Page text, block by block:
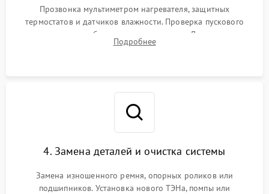
Прозвонка мультиметром нагревателя, защитных
термостатов и датчиков влажности. Проверка пускового
конденсатора, обмоток мотора и помпы. Для машин с
тепловым насосом — диагностика работы компрессора и
Подробнее
4. Замена деталей и очистка системы
Замена изношенного ремня, опорных роликов или
подшипников. Установка нового ТЭНа, помпы или